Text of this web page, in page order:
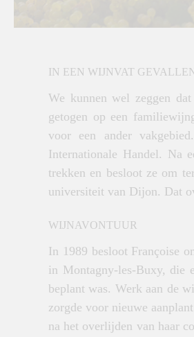
IN EEN WIJNVAT
We kunnen wel zeggen
getogen op een
voor een ander
Internationale Handel. Na
trekken en besloot ze om
universiteit van Dijon. Dat
WIJNAVONTUUR
In 1989 besloot Françoise
in Montagny-les-Buxy, die
beplant was. Werk aan de
zorgde voor nieuwe
na het overlijden van haar